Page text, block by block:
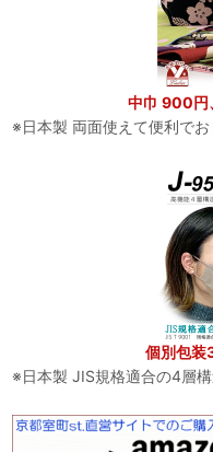
中巾 900円
※日本製 両面使えて便利でお
個別包装
※日本製 JIS規格適合の4層